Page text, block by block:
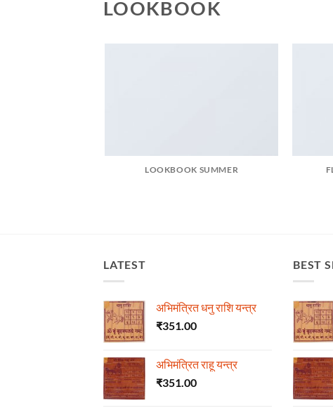
LOOKBOOK
LOOKBOOK SUMMER
LATEST
अभिमंत्रित धनु राशि यन्त्र
₹351.00
अभिमंत्रित राहू यन्त्र
₹351.00
BEST